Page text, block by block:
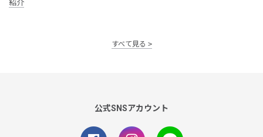
紹介
すべて見る
公式SNSアカウント